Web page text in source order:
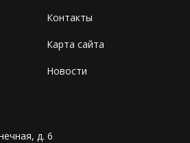
Контакты
Карта сайта
Новости
д. 6